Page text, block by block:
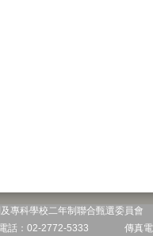
及專科學校二年制聯合甄選委員
電話：02-2772-5333 傳真